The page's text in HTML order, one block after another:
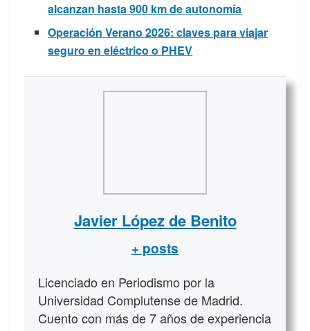
alcanzan hasta 900 km de autonomía
Operación Verano 2026: claves para viajar
seguro en eléctrico o PHEV
Javier López de Benito
+ posts
Licenciado en Periodismo por la
Universidad Complutense de Madrid.
Cuento con más de 7 años de experiencia